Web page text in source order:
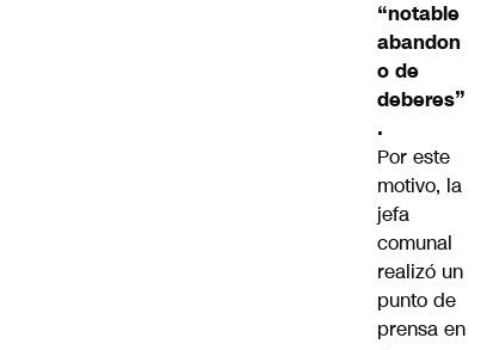
“notable
abandon
o de
deberes”
.
Por este
motivo, la
jefa
comunal
realizó un
punto de
prensa en